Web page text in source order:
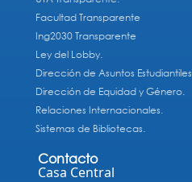
Facultad Transparente
Ing2030 Transparente
Ley del Lobby.
Dirección de Asuntos Estudiantiles.
Dirección de Equidad y Género.
Relaciones Internacionales.
Sistemas de Bibliotecas.
Contacto
Casa Central